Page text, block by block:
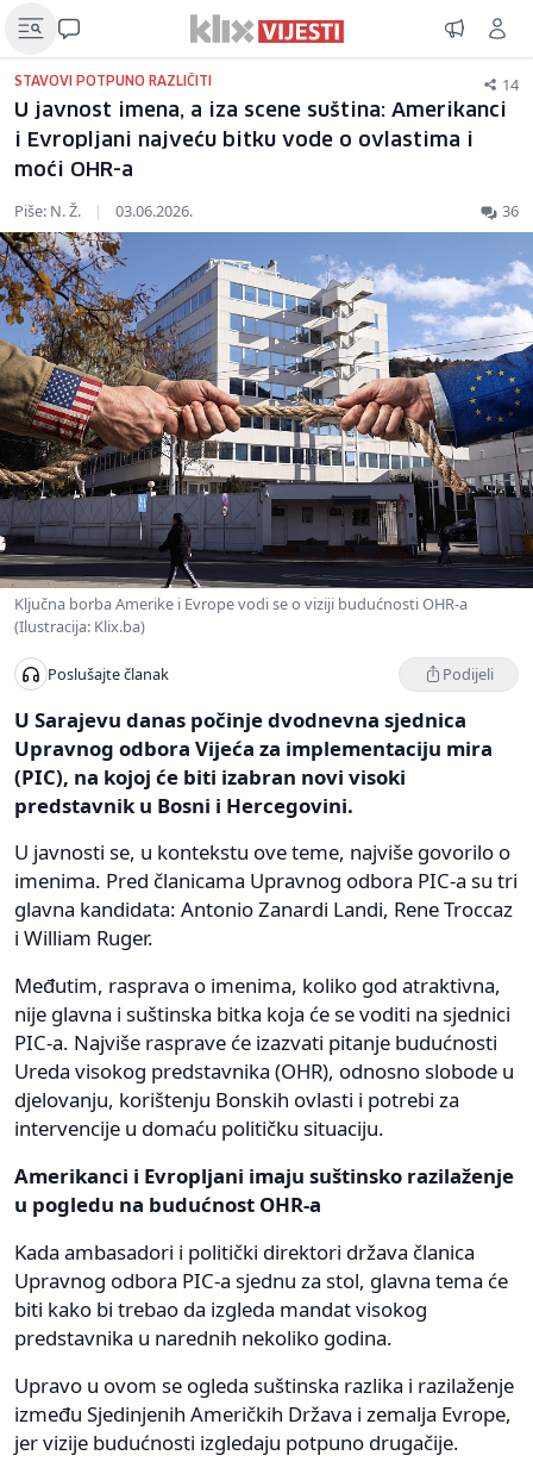
STAVOVI POTPUNO RAZLIČITI 14
U javnost imena, a iza scene suština: Amerikanci
i Evropljani najveću bitku vode o ovlastima i
moći OHR-a
Piše: N. Ž. | 03.06.2026. 36
Ključna borba Amerike i Evrope vodi se o viziji budućnosti OHR-a
(Ilustracija: Klix.ba)
Poslušajte članak Podijeli
U Sarajevu danas počinje dvodnevna sjednica
Upravnog odbora Vijeća za implementaciju mira
(PIC), na kojoj će biti izabran novi visoki
predstavnik u Bosni i Hercegovini.
U javnosti se, u kontekstu ove teme, najviše govorilo o
imenima. Pred članicama Upravnog odbora PIC-a su tri
glavna kandidata: Antonio Zanardi Landi, Rene Troccaz
i William Ruger.
Međutim, rasprava o imenima, koliko god atraktivna,
nije glavna i suštinska bitka koja će se voditi na sjednici
PIC-a. Najviše rasprave će izazvati pitanje budućnosti
Ureda visokog predstavnika (OHR), odnosno slobode u
djelovanju, korištenju Bonskih ovlasti i potrebi za
intervencije u domaću političku situaciju.
Amerikanci i Evropljani imaju suštinsko razilaženje
u pogledu na budućnost OHR-a
Kada ambasadori i politički direktori država članica
Upravnog odbora PIC-a sjednu za stol, glavna tema će
biti kako bi trebao da izgleda mandat visokog
predstavnika u narednih nekoliko godina.
Upravo u ovom se ogleda suštinska razlika i razilaženje
između Sjedinjenih Američkih Država i zemalja Evrope,
jer vizije budućnosti izgledaju potpuno drugačije.